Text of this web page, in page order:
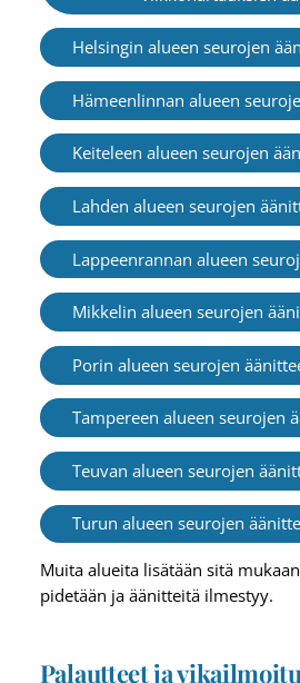
Helsingin alueen seurojen
Hämeenlinnan alueen
Keiteleen alueen seurojen
Lahden alueen seurojen
Lappeenrannan alueen
Mikkelin alueen seurojen
Porin alueen seurojen
Tampereen alueen seurojen
Teuvan alueen seurojen
Turun alueen seurojen
Muita alueita lisätään sitä
pidetään ja äänitteitä ilmestyy.
Palautteet ja